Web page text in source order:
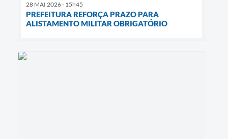
28 MAI 2026 - 15h45
PREFEITURA REFORÇA PRAZO PARA
ALISTAMENTO MILITAR OBRIGATÓRIO